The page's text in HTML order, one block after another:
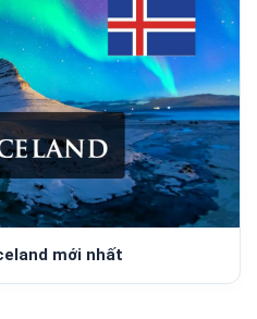
mới nhất